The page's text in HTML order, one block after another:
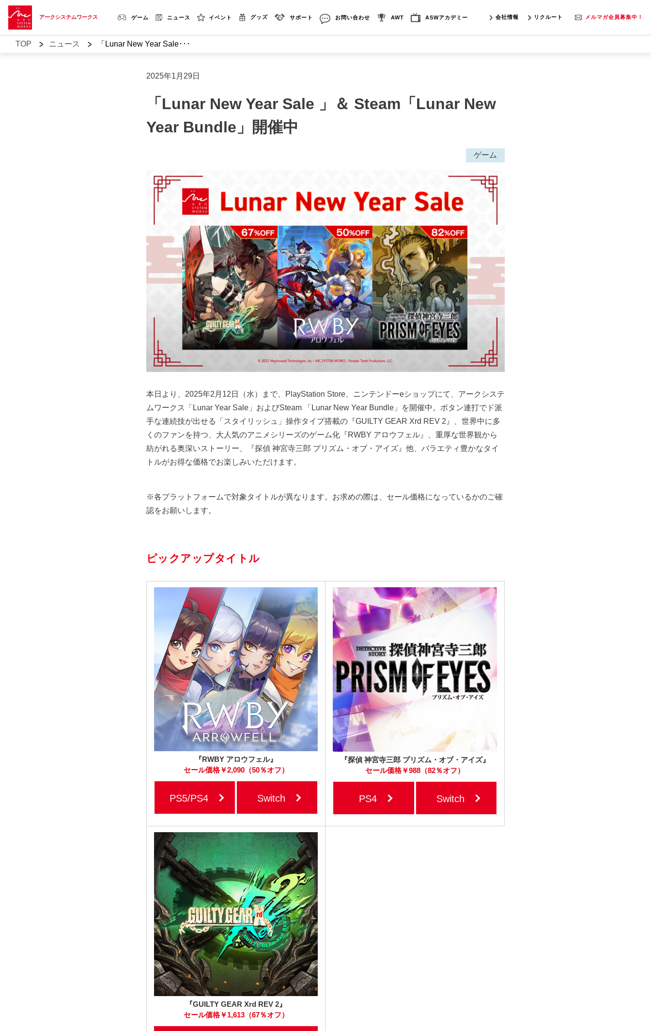
アークシステムワークス ゲーム ニュース イベント グッズ サポート お問い合わせ AWT ASWアカデミー 会社情報 リクルート メルマガ会員募集中！
TOP > ニュース > 「Lunar New Year Sale･･･
2025年1月29日
「Lunar New Year Sale 」＆ Steam「Lunar New
Year Bundle」開催中
ゲーム
本日より、2025年2月12日（水）まで、PlayStation Store、ニンテンドーeショップにて、アークシステ
ムワークス「Lunar Year Sale」およびSteam 「Lunar New Year Bundle」を開催中。ボタン連打でド派
手な連続技が出せる「スタイリッシュ」操作タイプ搭載の『GUILTY GEAR Xrd REV 2』、世界中に多
くのファンを持つ、大人気のアニメシリーズのゲーム化『RWBY アロウフェル』、重厚な世界観から
紡がれる奥深いストーリー、『探偵 神宮寺三郎 プリズム・オブ・アイズ』他、バラエティ豊かなタイ
トルがお得な価格でお楽しみいただけます。
※各プラットフォームで対象タイトルが異なります。お求めの際は、セール価格になっているかのご確
認をお願いします。
ピックアップタイトル
『RWBY アロウフェル』
セール価格￥2,090（50％オフ）
PS5/PS4 Switch
『探偵 神宮寺三郎 プリズム・オブ・アイズ』
セール価格￥988（82％オフ）
PS4 Switch
『GUILTY GEAR Xrd REV 2』
セール価格￥1,613（67％オフ）